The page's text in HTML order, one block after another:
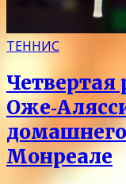
ТЕННИС
Четвертая
Монреале